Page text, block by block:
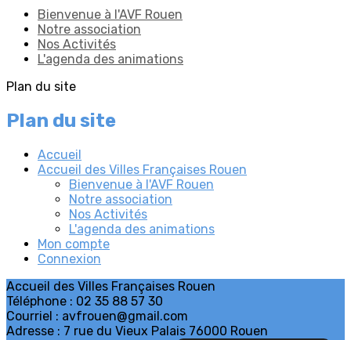
Bienvenue à l'AVF Rouen
Notre association
Nos Activités
L'agenda des animations
Plan du site
Plan du site
Accueil
Accueil des Villes Françaises Rouen
Bienvenue à l'AVF Rouen
Notre association
Nos Activités
L'agenda des animations
Mon compte
Connexion
Accueil des Villes Françaises Rouen
Téléphone : 02 35 88 57 30
Courriel : avfrouen@gmail.com
Adresse : 7 rue du Vieux Palais 76000 Rouen